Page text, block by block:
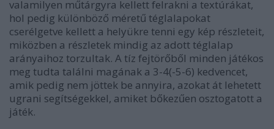
valamilyen műtárgyra kellett felrakni a textúrákat,
hol pedig különböző méretű téglalapokat
cserélgetve kellett a helyükre tenni egy kép részleteit,
miközben a részletek mindig az adott téglalap
arányaihoz torzultak. A tíz fejtörőből minden játékos
meg tudta találni magának a 3-4(-5-6) kedvencet,
amik pedig nem jöttek be annyira, azokat át lehetett
ugrani segítségekkel, amiket bőkezűen osztogatott a
játék.